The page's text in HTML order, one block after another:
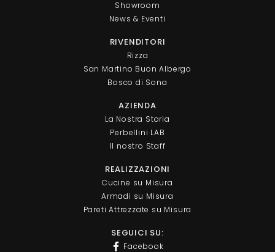
Showroom
News & Eventi
RIVENDITORI
Rizza
San Martino Buon Albergo
Bosco di Sona
AZIENDA
La Nostra Storia
Perbellini LAB
Il nostro Staff
REALIZZAZIONI
Cucine su Misura
Armadi su Misura
Pareti Attrezzate su Misura
SEGUICI SU:
Facebook